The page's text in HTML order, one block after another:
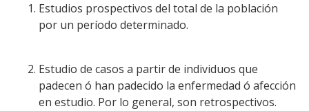
Estudios prospectivos del total de la población
por un período determinado.
Estudio de casos a partir de individuos que
padecen ó han padecido la enfermedad ó afección
en estudio. Por lo general, son retrospectivos.